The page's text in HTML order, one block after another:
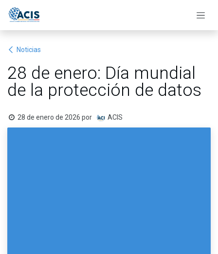
Noticias
28 de enero: Día mundial
de la protección de datos
28 de enero de 2026 por ACIS